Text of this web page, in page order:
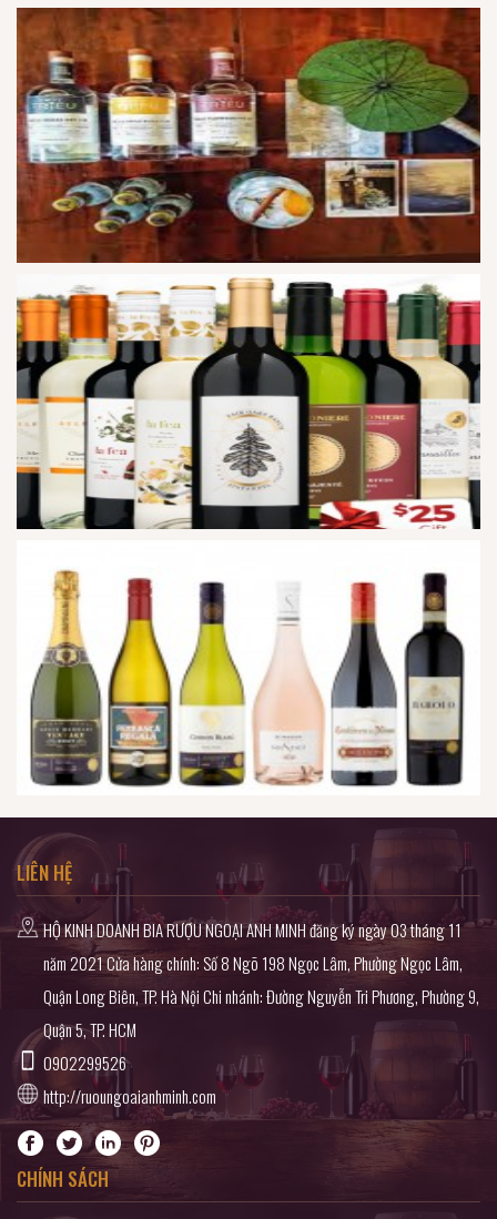
LIÊN HỆ
HỘ KINH DOANH BIA RƯỢU NGOẠI ANH MINH đăng ký ngày 03 tháng 11
năm 2021 Cửa hàng chính: Số 8 Ngõ 198 Ngọc Lâm, Phường Ngọc Lâm,
Quận Long Biên, TP. Hà Nội Chi nhánh: Đường Nguyễn Tri Phương, Phường 9,
Quận 5, TP. HCM
0902299526
http://ruoungoaianhminh.com
CHÍNH SÁCH